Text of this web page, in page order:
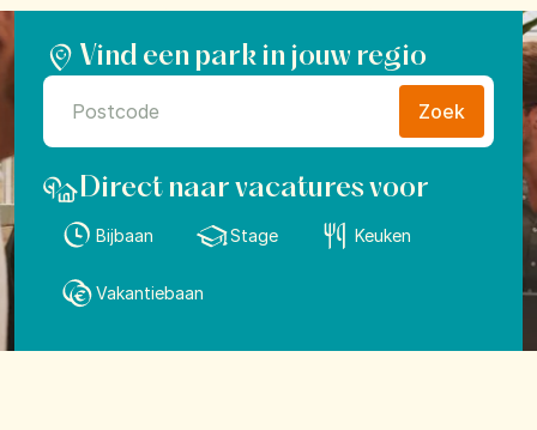
Vind een park in jouw regio
Zoek
Direct naar vacatures voor
Bijbaan Stage Keuken
Vakantiebaan